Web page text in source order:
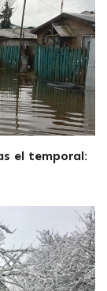
el temporal: